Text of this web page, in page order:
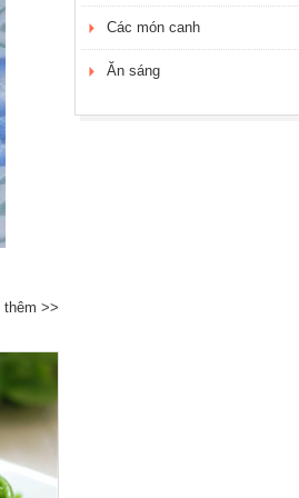
thêm >>
Các món canh
Ăn sáng